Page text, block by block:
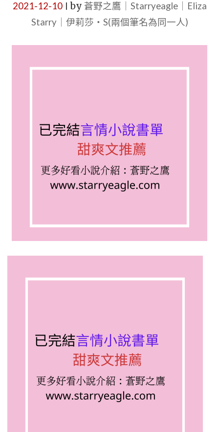
2021-12-10| by 蒼野之鷹｜Starryeagle｜Eliza
Starry｜伊莉莎・S(兩個筆名為同一人)